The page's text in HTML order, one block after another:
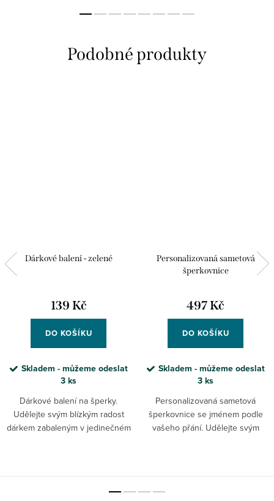
Dárkové balení - zelené
139 Kč
DO KOŠÍKU
Skladem - můžeme odeslat
3 ks
Dárkové balení na šperky.
Udělejte svým blízkým radost
dárkem zabaleným v jedinečném
Personalizovaná sametová
šperkovnice
497 Kč
DO KOŠÍKU
Skladem - můžeme odeslat
3 ks
Personalizovaná sametová
šperkovnice se jménem podle
vašeho přání. Udělejte svým